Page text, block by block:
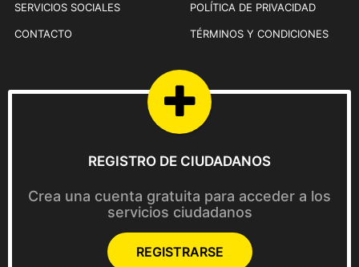
SERVICIOS SOCIALES
CONTACTO
POLÍTICA DE PRIVACIDAD
TÉRMINOS Y CONDICIONES
REGISTRO DE CIUDADANOS
Crea una cuenta gratuita para acceder a los
servicios ciudadanos
REGISTRARSE